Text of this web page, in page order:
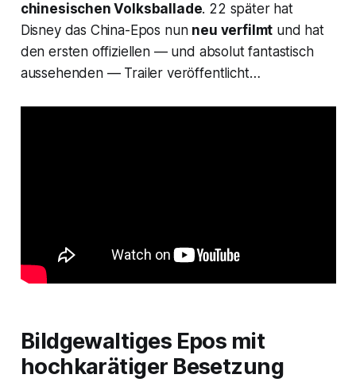
chinesischen Volksballade. 22 später hat
Disney das China-Epos nun neu verfilmt und hat
den ersten offiziellen — und absolut fantastisch
aussehenden — Trailer veröffentlicht…
Bildgewaltiges Epos mit
hochkarätiger Besetzung